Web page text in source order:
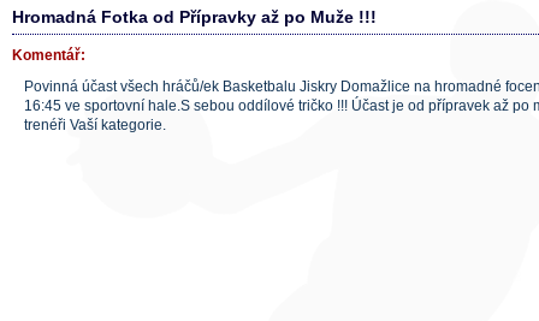
Hromadná Fotka od Přípravky až po Muže !!!
Komentář:
Povinná účast všech hráčů/ek Basketbalu Jiskry Domažlice na hromadné
16:45 ve sportovní hale.S sebou oddílové tričko !!! Účast je od přípravek až po
trenéři Vaší kategorie.